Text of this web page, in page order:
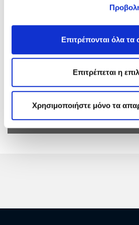
Επιτρέπονται όλα τα
Επιτρέπεται η
Χρησιμοποιήστε μόνο τα
Ανακοινώσεις &
Συμπληρώματα:
Προϋπολογισμός: € 29.625,00
Διεύθυνση ΔΕΠΑΝ-